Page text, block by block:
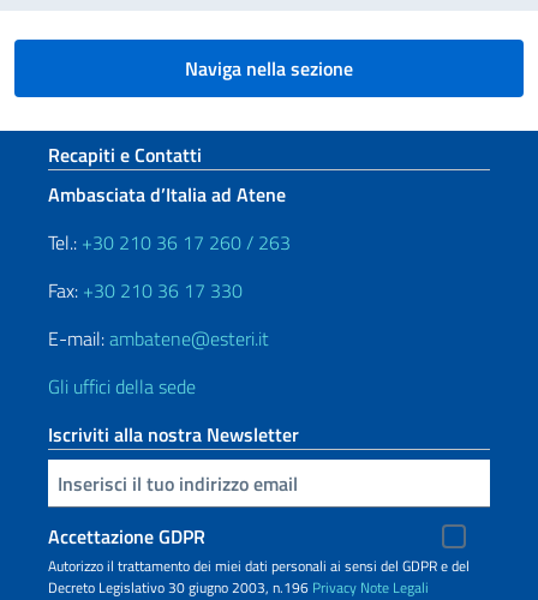
Naviga nella sezione
Sezione footer
Recapiti e Contatti
Ambasciata d’Italia ad Atene
Tel.: +30 210 36 17 260 / 263
Fax: +30 210 36 17 330
E-mail:ambatene@esteri.it
Gli uffici della sede
Iscriviti alla nostra Newsletter
Inserisci la tua email
Accettazione GDPR
Autorizzo il trattamento dei miei dati personali ai sensi del GDPR e del
Decreto Legislativo 30 giugno 2003, n.196 Privacy Note Legali